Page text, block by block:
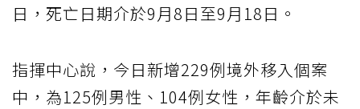
日，死亡日期介於9月8日至9月18日。
指揮中心說，今日新增229例境外移入個案
中，為125例男性、104例女性，年齡介於未